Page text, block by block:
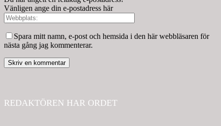
Vänligen ange din e-postadress här
Spara mitt namn, e-post och hemsida i den här webbläsaren för
nästa gång jag kommenterar.
REDAKTÖREN HAR ORDET